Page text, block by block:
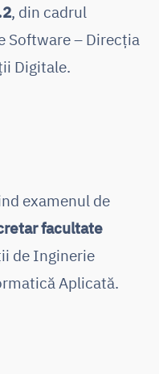
, din cadrul
Software – Direcția
Digitale.
examenul de
facultate
de Inginerie
Aplicată.